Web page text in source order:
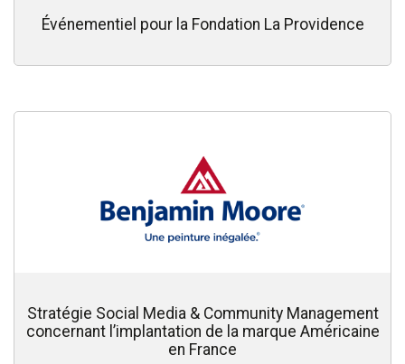
Événementiel pour la Fondation La Providence
Stratégie Social Media & Community Management
concernant l’implantation de la marque Américaine
en France